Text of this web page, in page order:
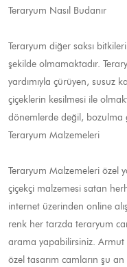
Teraryum Nasıl Budanır
Teraryum diğer saksı
şekilde olmamaktadır.
yardımıyla çürüyen, susuz
çiçeklerin kesilmesi ile
dönemlerde değil, bozulma
Teraryum Malzemeleri
Teraryum Malzemeleri özel
çiçekçi malzemesi satan
internet üzerinden online
renk her tarzda teraryum
arama yapabilirsiniz. Armut
özel tasarım camların şu